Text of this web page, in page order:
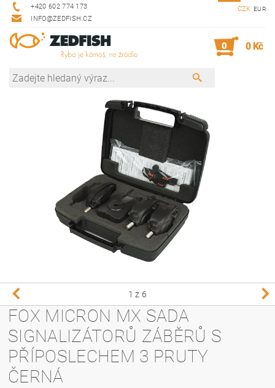
+420 602 774 173
INFO@ZEDFISH.CZ
CZK EUR
0 0 Kč
1 z 6
FOX MICRON MX SADA
SIGNALIZÁTORŮ ZÁBĚRŮ S
PŘÍPOSLECHEM 3 PRUTY
ČERNÁ